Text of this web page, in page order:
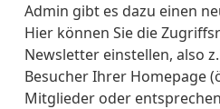
Admin gibt es dazu einen
Hier können Sie die
Newsletter einstellen, also
Besucher Ihrer Homepage
Mitglieder oder